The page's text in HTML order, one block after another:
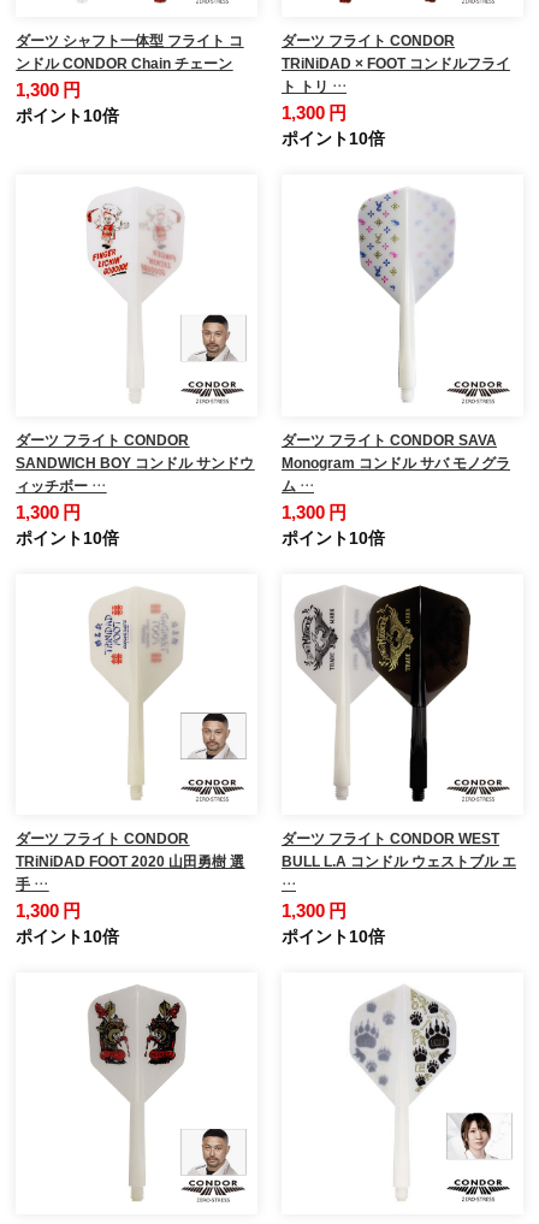
ダーツ シャフト一体型 フライト コ
ンドル CONDOR Chain チェーン
1,300 円
ポイント10倍
ダーツ フライト CONDOR
TRiNiDAD × FOOT コンドルフライ
ト トリ …
1,300 円
ポイント10倍
ダーツ フライト CONDOR
SANDWICH BOY コンドル サンドウ
ィッチボー …
1,300 円
ポイント10倍
ダーツ フライト CONDOR SAVA
Monogram コンドル サバ モノグラ
ム …
1,300 円
ポイント10倍
ダーツ フライト CONDOR
TRiNiDAD FOOT 2020 山田勇樹 選
手 …
1,300 円
ポイント10倍
ダーツ フライト CONDOR WEST
BULL L.A コンドル ウェストブル エ
…
1,300 円
ポイント10倍